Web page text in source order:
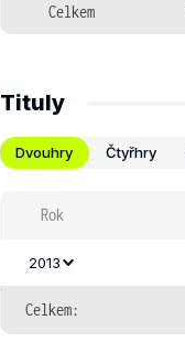
Celkem
Tituly
Dvouhry Čtyřhry
Rok
2013
Celkem: